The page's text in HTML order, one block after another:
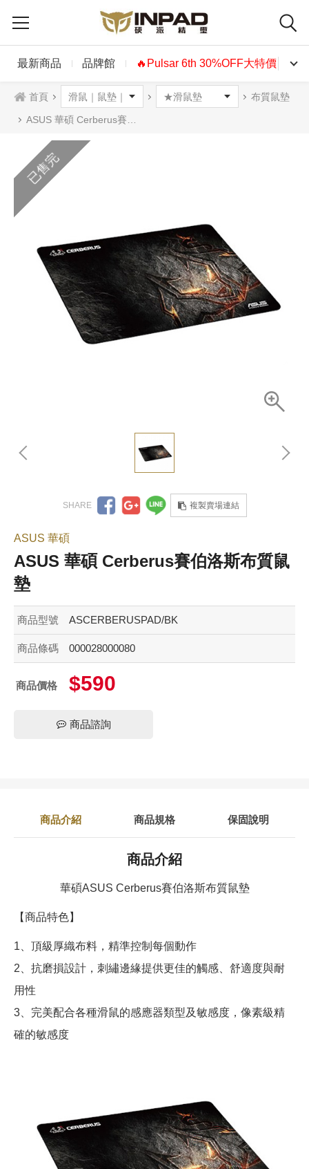
最新商品 品牌館 🔥Pulsar 6th 30%OFF大特價🔥
首頁 布質鼠墊
ASUS 華碩 Cerberus賽伯洛斯布質鼠墊
已售完
複製賣場連結
ASUS 華碩
ASUS 華碩 Cerberus賽伯洛斯布質鼠
墊
商品型號 ASCERBERUSPAD/BK
商品條碼 000028000080
商品價格 $590
商品諮詢
商品介紹 商品規格 保固說明
商品介紹
華碩ASUS Cerberus賽伯洛斯布質鼠墊
【商品特色】
1、頂級厚織布料，精準控制每個動作
2、抗磨損設計，刺繡邊緣提供更佳的觸感、舒適度與耐
用性
3、完美配合各種滑鼠的感應器類型及敏感度，像素級精
確的敏感度